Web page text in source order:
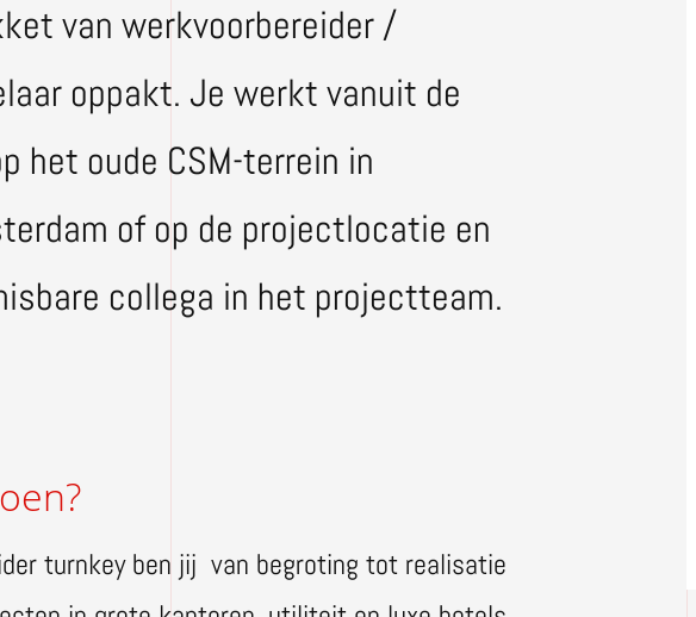
van werkvoorbereider /
oppakt. Je werkt vanuit de
het oude CSM-terrein in
of op de projectlocatie en
collega in het projectteam.
turnkey ben jij van begroting tot realisatie